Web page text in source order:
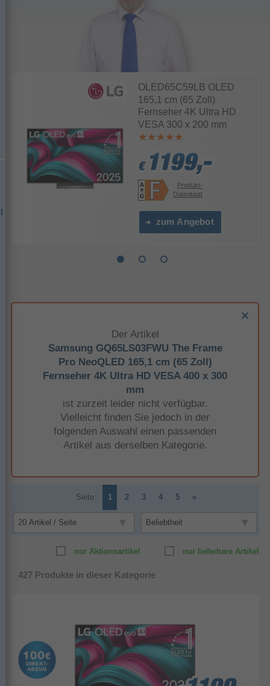
OLED65C59LB OLED
165,1 cm (65 Zoll)
Fernseher 4K Ultra HD
VESA 300 x 200 mm
€ 1199,-
€ 1199,-
€ 1199,-
Produkt-
Datenblatt
zum Angebot
Der Artikel
Samsung GQ65LS03FWU The Frame
Pro NeoQLED 165,1 cm (65 Zoll)
Fernseher 4K Ultra HD VESA 400 x 300
mm
ist zurzeit leider nicht verfügbar.
Vielleicht finden Sie jedoch in der
folgenden Auswahl einen passenden
Artikel aus derselben Kategorie.
Seite: 1 2 3 4 5 »
nur lieferbare Artikel
nur Aktionsartikel
427 Produkte in dieser Kategorie